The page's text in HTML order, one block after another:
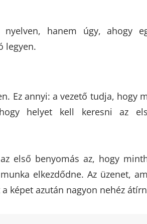
hanem úgy, ahogy
legyen.
Ez annyi: a vezető tudja, hogy
helyet kell keresni az
első benyomás az, hogy
elkezdődne. Az üzenet,
képet azután nagyon nehéz